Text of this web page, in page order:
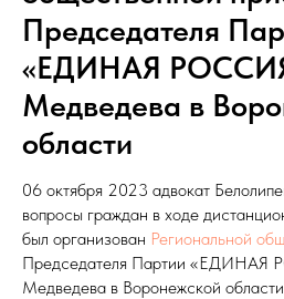
Председателя
«ЕДИНАЯ
Медведева в
области
06 октября 2023 адвокат
вопросы граждан в ходе
был организован Региональной
Председателя Партии
Медведева в Воронежской